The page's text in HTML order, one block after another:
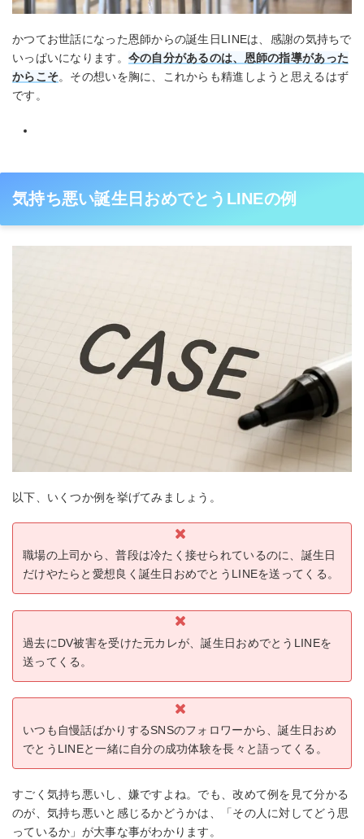
かつてお世話になった恩師からの誕生日LINEは、感謝の気持ちで
いっぱいになります。 今の自分があるのは、恩師の指導があった
からこそ。その想いを胸に、これからも精進しようと思えるはず
です。
気持ち悪い誕生日おめでとうLINEの例
以下、いくつか例を挙げてみましょう。
職場の上司から、普段は冷たく接せられているのに、誕生日
だけやたらと愛想良く誕生日おめでとうLINEを送ってくる。
過去にDV被害を受けた元カレが、誕生日おめでとうLINEを
送ってくる。
いつも自慢話ばかりするSNSのフォロワーから、誕生日おめ
でとうLINEと一緒に自分の成功体験を長々と語ってくる。
すごく気持ち悪いし、嫌ですよね。でも、改めて例を見て分かる
のが、気持ち悪いと感じるかどうかは、「その人に対してどう思
っているか」が大事な事がわかります。